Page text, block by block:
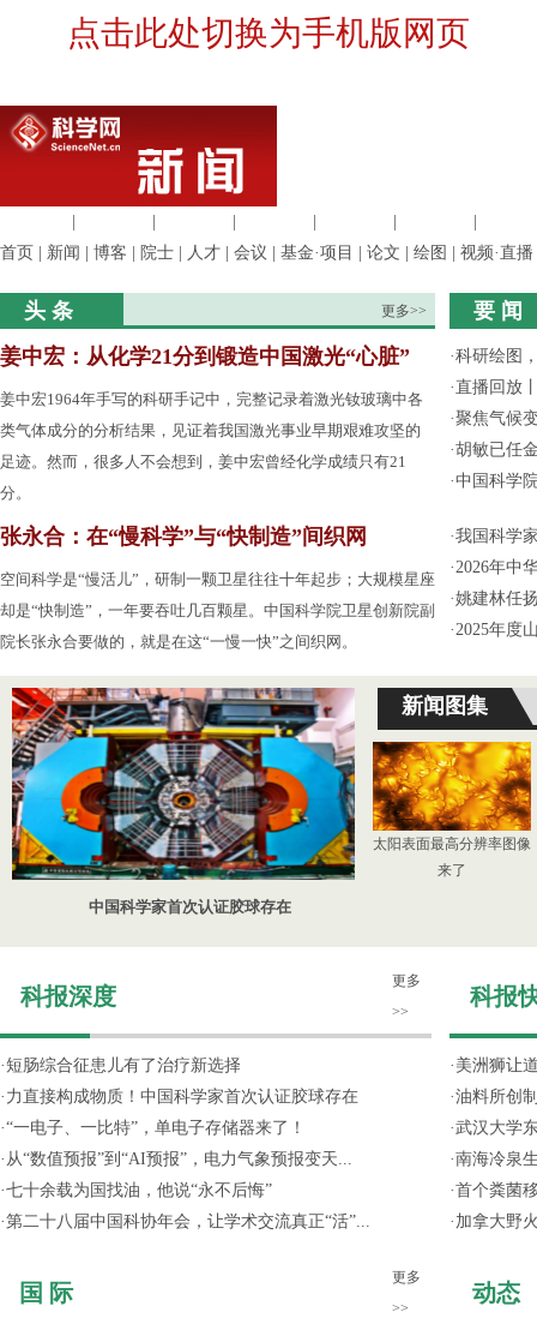
点击此处切换为手机版网页
首页
新闻 博客 院士 人才 会议 基金·项目 论文 绘图 视频·直播
头 条 更多>>
姜中宏：从化学21分到锻造中国激光“心脏”
姜中宏1964年手写的科研手记中，完整记录着激光钕玻璃中各
类气体成分的分析结果，见证着我国激光事业早期艰难攻坚的
足迹。然而，很多人不会想到，姜中宏曾经化学成绩只有21
分。
张永合：在“慢科学”与“快制造”间织网
空间科学是“慢活儿”，研制一颗卫星往往十年起步；大规模星座
却是“快制造”，一年要吞吐几百颗星。中国科学院卫星创新院副
院长张永合要做的，就是在这“一慢一快”之间织网。
要 闻
·科研绘图
·直播回放
·聚焦气候
·胡敏已任
·中国科学
·我国科学
·2026年中
·姚建林任
·2025年度
中国科学家首次认证胶球存在
新闻图集
太阳表面最高分辨率图像
来了
科报深度
更多
>>
· 短肠综合征患儿有了治疗新选择
· 力直接构成物质！中国科学家首次认证胶球存在
·“一电子、一比特”，单电子存储器来了！
· 从“数值预报”到“AI预报”，电力气象预报变天...
·七十余载为国找油，他说“永不后悔”
·第二十八届中国科协年会，让学术交流真正“活”...
国 际
更多
>>
科报
· 美洲狮让
·油料所创
·武汉大学
·南海冷泉
·首个粪菌
· 加拿大野
动态